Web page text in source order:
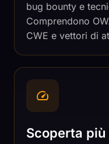
bug bounty e
Comprendono
CWE e vettori di
Scoperta più